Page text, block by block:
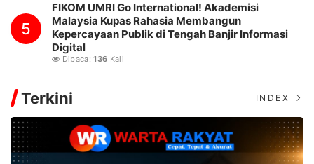
5
FIKOM UMRI Go International! Akademisi
Malaysia Kupas Rahasia Membangun
Kepercayaan Publik di Tengah Banjir Informasi
Digital
Dibaca:136 Kali
Terkini INDEX